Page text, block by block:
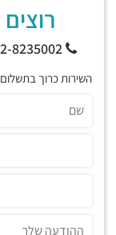
052-8235002
השירות כרוך